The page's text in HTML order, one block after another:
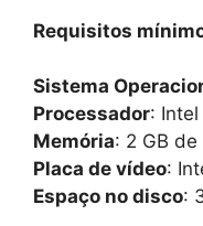
Requisitos
Sistema
Processador:
Memória: 2 GB de
Placa de vídeo:
Espaço no disco: